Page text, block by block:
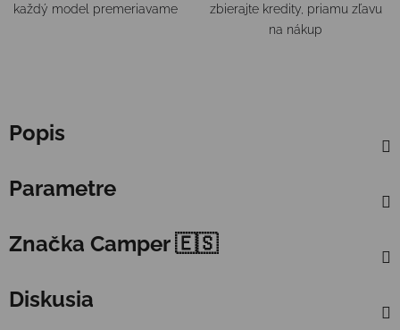
každý model premeriavame
zbierajte kredity, priamu zľavu
na nákup
Popis
Parametre
Značka Camper 🇪🇸
Diskusia